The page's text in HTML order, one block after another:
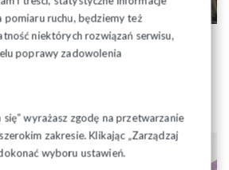
pomiaru ruchu, będziemy też
niektórych rozwiązań serwisu,
poprawy zadowolenia
się” wyrażasz zgodę na przetwarzanie
zakresie. Klikając „Zarządzaj
wyboru ustawień.
wniosek prezydenta . Za przyjęciem
przeciw 53, a 2 wstrzymało się
związkowców pikietujących przed
wynik z oburzeniem.